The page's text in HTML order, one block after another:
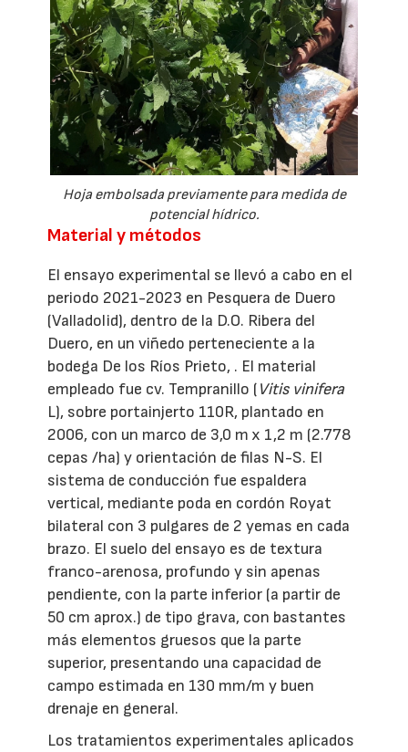
Hoja embolsada previamente para medida de
potencial hídrico.
Material y métodos
El ensayo experimental se llevó a cabo en el
periodo 2021-2023 en Pesquera de Duero
(Valladolid), dentro de la D.O. Ribera del
Duero, en un viñedo perteneciente a la
bodega De los Ríos Prieto, . El material
empleado fue cv. Tempranillo (Vitis vinifera
L), sobre portainjerto 110R, plantado en
2006, con un marco de 3,0 m x 1,2 m (2.778
cepas /ha) y orientación de filas N-S. El
sistema de conducción fue espaldera
vertical, mediante poda en cordón Royat
bilateral con 3 pulgares de 2 yemas en cada
brazo. El suelo del ensayo es de textura
franco-arenosa, profundo y sin apenas
pendiente, con la parte inferior (a partir de
50 cm aprox.) de tipo grava, con bastantes
más elementos gruesos que la parte
superior, presentando una capacidad de
campo estimada en 130 mm/m y buen
drenaje en general.
Los tratamientos experimentales aplicados